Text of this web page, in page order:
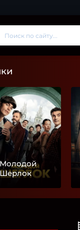
Молодой
Шерлок